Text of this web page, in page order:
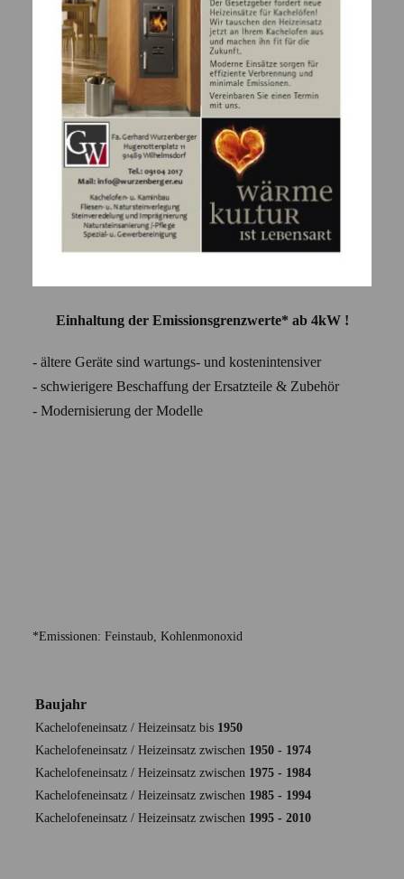
Einhaltung der Emissionsgrenzwerte* ab 4kW !
- ältere Geräte sind wartungs- und kostenintensiver
- schwierigere Beschaffung der Ersatzteile & Zubehör
- Modernisierung der Modelle
*Emissionen: Feinstaub, Kohlenmonoxid
Baujahr
Kachelofeneinsatz / Heizeinsatz bis 1950
Kachelofeneinsatz / Heizeinsatz zwischen 1950 - 1974
Kachelofeneinsatz / Heizeinsatz zwischen 1975 - 1984
Kachelofeneinsatz / Heizeinsatz zwischen 1985 - 1994
Kachelofeneinsatz / Heizeinsatz zwischen 1995 - 2010